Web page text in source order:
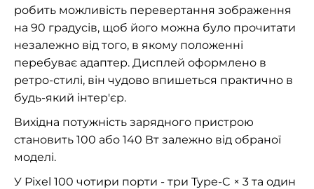
робить можливість перевертання зображення
на 90 градусів, щоб його можна було прочитати
незалежно від того, в якому положенні
перебуває адаптер. Дисплей оформлено в
ретро-стилі, він чудово впишеться практично в
будь-який інтер'єр.
Вихідна потужність зарядного пристрою
становить 100 або 140 Вт залежно від обраної
моделі.
У Pixel 100 чотири порти - три Type-C × 3 та один